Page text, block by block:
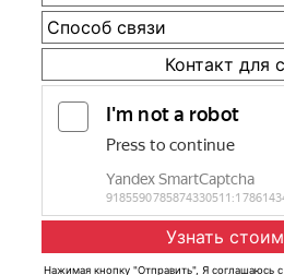
Нажимая кнопку "Отправить", Я соглашаюсь с